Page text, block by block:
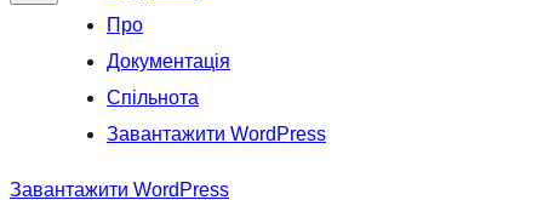
Про
Документація
Спільнота
Завантажити WordPress
Завантажити WordPress